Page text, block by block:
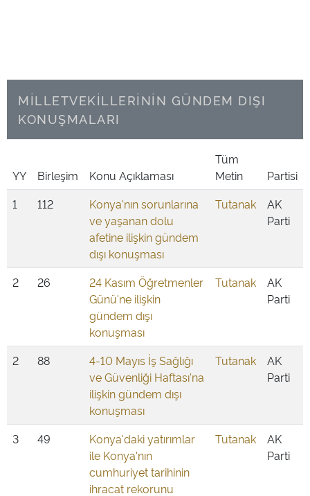
MİLLETVEKİLLERİNİN GÜNDEM DIŞI
KONUŞMALARI
YY Birleşim Konu Açıklaması
Tüm
Metin
Partisi
1
112
Konya'nın sorunlarına
ve yaşanan dolu
afetine ilişkin gündem
dışı konuşması
Tutanak
AK
Parti
2 26
24 Kasım Öğretmenler
Günü'ne ilişkin
gündem dışı
konuşması
Tutanak
AK
Parti
2 88
4-10 Mayıs İş Sağlığı
ve Güvenliği Haftası'na
ilişkin gündem dışı
konuşması
Tutanak
AK
Parti
3 49
Konya'daki yatırımlar
ile Konya'nın
cumhuriyet tarihinin
ihracat rekorunu
Tutanak
AK
Parti